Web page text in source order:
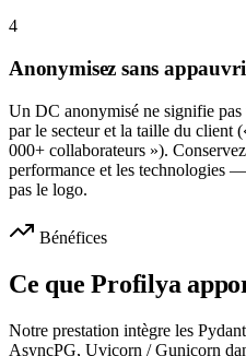
4
Anonymisez sans
Un DC anonymisé ne signifie
par le secteur et la taille du client
000+ collaborateurs »).
performance et les technologies
pas le logo.
Bénéfices
Ce que Profilya
Notre prestation intègre les
AsyncPG, Uvicorn / Gunicorn